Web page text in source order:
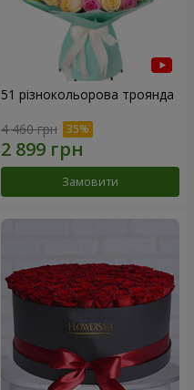
51 різнокольорова троянда
4 460 грн
Замовити